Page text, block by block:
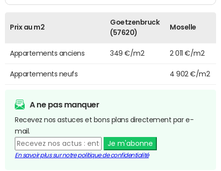
Prix au m2
Goetzenbruck
(57620)
Moselle
Appartements anciens 349 €/m2 2 011 €/m2
Appartements neufs 4 902 €/m2
A ne pas manquer
Recevez nos astuces et bons plans directement par e-
mail.
Je m'abonne
En savoir plus sur notre politique de confidentialité